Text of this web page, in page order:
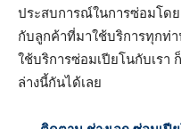
ประสบการณ์ในการซ่อมโดย
กับลูกค้าที่มาใช้บริการทุกท่
ใช้บริการซ่อมเปียโนกับเรา
ล่างนี้กันได้เลย